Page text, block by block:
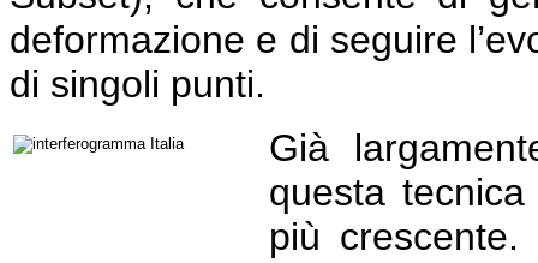
deformazione e di seguire
di singoli punti.
Già
questa
più